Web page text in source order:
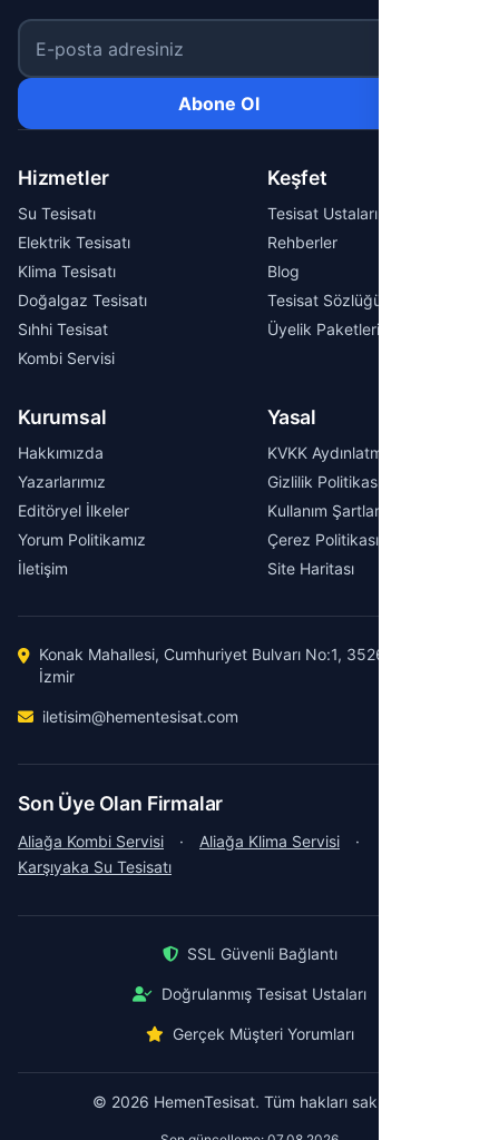
E-posta adresiniz
Abone Ol
Hizmetler
Su Tesisatı
Elektrik Tesisatı
Klima Tesisatı
Doğalgaz Tesisatı
Sıhhi Tesisat
Kombi Servisi
Keşfet
Tesisat Ustaları
Rehberler
Blog
Tesisat Sözlüğü
Üyelik Paketleri
Kurumsal
Hakkımızda
Yazarlarımız
Editöryel İlkeler
Yorum Politikamız
İletişim
Yasal
KVKK Aydınlatma Metni
Gizlilik Politikası
Kullanım Şartları
Çerez Politikası
Site Haritası
Konak Mahallesi, Cumhuriyet Bulvarı No:1, 35260 Konak /
İzmir
iletisim@hementesisat.com
Son Üye Olan Firmalar
Aliağa Kombi Servisi · Aliağa Klima Servisi
·
Karşıyaka Su Tesisatı
SSL Güvenli Bağlantı
Doğrulanmış Tesisat Ustaları
Gerçek Müşteri Yorumları
© 2026 HemenTesisat. Tüm hakları saklıdır.